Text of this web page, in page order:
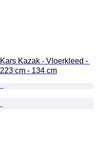
Kars Kazak - Vloerkleed -
223 cm - 134 cm